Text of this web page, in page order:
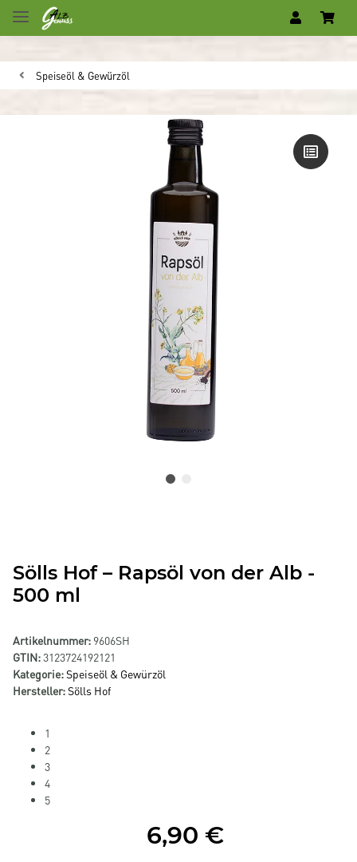
Speiseöl & Gewürzöl
Sölls Hof – Rapsöl von der Alb -
500 ml
Artikelnummer: 9606SH
GTIN:3123724192121
Kategorie:Speiseöl & Gewürzöl
Hersteller:Sölls Hof
1
2
3
4
5
6,90 €